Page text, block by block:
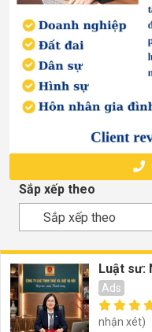
Sắp xếp theo
Sắp xếp theo
Luật sư:
Ads
nhận xét)